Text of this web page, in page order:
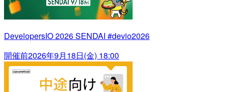
DevelopersIO 2026 SENDAI #devio2026
開催前2026年9月18日(金) 18:00